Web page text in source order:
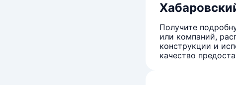
Получите
или компаний,
конструкции и
качество